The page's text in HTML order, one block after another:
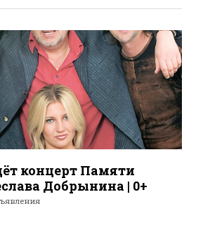
концерт Памяти
Добрынина | 0+